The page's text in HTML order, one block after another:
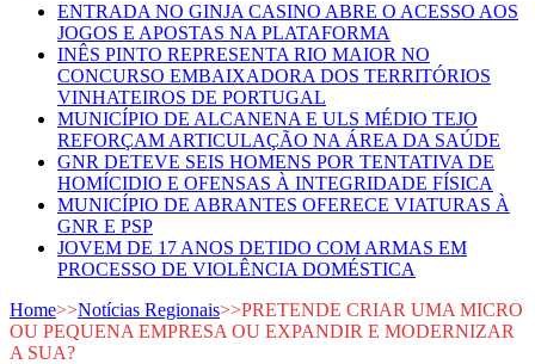
ENTRADA NO GINJA CASINO ABRE O ACESSO AOS
JOGOS E APOSTAS NA PLATAFORMA
INÊS PINTO REPRESENTA RIO MAIOR NO
CONCURSO EMBAIXADORA DOS TERRITÓRIOS
VINHATEIROS DE PORTUGAL
MUNICÍPIO DE ALCANENA E ULS MÉDIO TEJO
REFORÇAM ARTICULAÇÃO NA ÁREA DA SAÚDE
GNR DETEVE SEIS HOMENS POR TENTATIVA DE
HOMÍCIDIO E OFENSAS À INTEGRIDADE FÍSICA
MUNICÍPIO DE ABRANTES OFERECE VIATURAS À
GNR E PSP
JOVEM DE 17 ANOS DETIDO COM ARMAS EM
PROCESSO DE VIOLÊNCIA DOMÉSTICA
Home>>Notícias Regionais>>PRETENDE CRIAR UMA MICRO
OU PEQUENA EMPRESA OU EXPANDIR E MODERNIZAR
A SUA?